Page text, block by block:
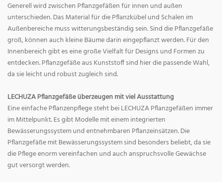
Generell wird zwischen Pflanzgefäßen für innen und außen
unterschieden. Das Material für die Pflanzkübel und Schalen im
Außenbereiche muss witterungsbeständig sein. Sind die Pflanzgefäße
groß, können auch kleine Bäume darin eingepflanzt werden. Für den
Innenbereich gibt es eine große Vielfalt für Designs und Formen zu
entdecken. Pflanzgefäße aus Kunststoff sind hier die passende Wahl,
da sie leicht und robust zugleich sind.
LECHUZA Pflanzgefäße überzeugen mit viel Ausstattung
Eine einfache Pflanzenpflege steht bei LECHUZA Pflanzgefäßen immer
im Mittelpunkt. Es gibt Modelle mit einem integrierten
Bewässerungssystem und entnehmbaren Pflanzeinsätzen. Die
Pflanzgefäße mit Bewässerungssystem sind besonders beliebt, da sie
die Pflege enorm vereinfachen und auch anspruchsvolle Gewächse
gut versorgt werden.